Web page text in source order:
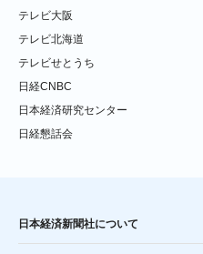
テレビ大阪
テレビ北海道
テレビせとうち
日経CNBC
日本経済研究センター
日経懇話会
日本経済新聞社について